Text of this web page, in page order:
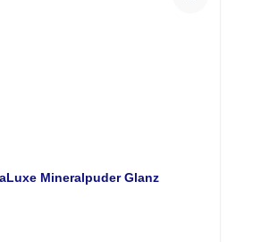
Mineralpuder Glanz